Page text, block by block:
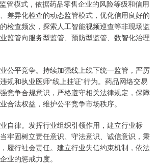
管模式，依据药品零售企业的风险等级和信用
差异化检查的动态监管模式，优化信用良好的
检查频次，探索人工智能视频巡查等非现场监
监管向服务型监管、预防型监管、数智化治理
平竞争。持续加强线上线下统一监管，严厉
规和执业医师“线上挂证”行为。药品网络交易
竞争合规意识，严格遵守相关法律规定，保障
合法权益，维护公平竞争市场秩序。
律。发挥行业组织引领作用，建立行业标
牢固树立责任意识、守法意识、诚信意识，秉
履行社会责任。建立行业失信约束机制，依法
业的惩戒力度。